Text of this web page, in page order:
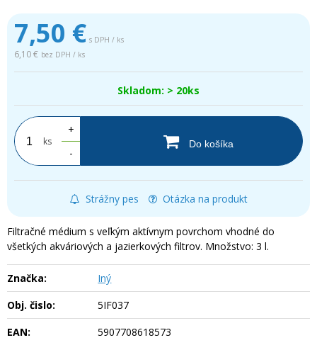
7,50 € s DPH / ks
6,10 € bez DPH / ks
Skladom: > 20ks
ks
+
-
Do košíka
Strážny pes Otázka na produkt
Filtračné médium s veľkým aktívnym povrchom vhodné do
všetkých akváriových a jazierkových filtrov. Množstvo: 3 l.
Značka:
Iný
Obj. čislo:
5IF037
EAN:
5907708618573